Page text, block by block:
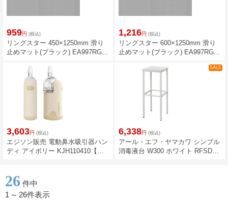
959円 (税込)
リングスター 450×1250mm 滑り
止めマット(ブラック) EA997RG-
1,216円 (税込)
リングスター 600×1250mm 滑り
止めマット(ブラック) EA997RG-
3,603円 (税込)
エジソン販売 電動鼻水吸引器ハン
ディ アイボリー KJH110410【管
SALE
6,338円 (税込)
アール・エフ・ヤマカワ シンプル
消毒液台 W300 ホワイト RFSDS-
26 件中
1 ～ 26件表示